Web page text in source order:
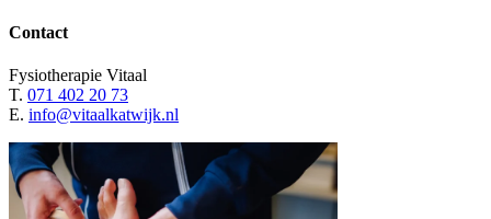
Contact
Fysiotherapie Vitaal
T. 071 402 20 73
E. info@vitaalkatwijk.nl